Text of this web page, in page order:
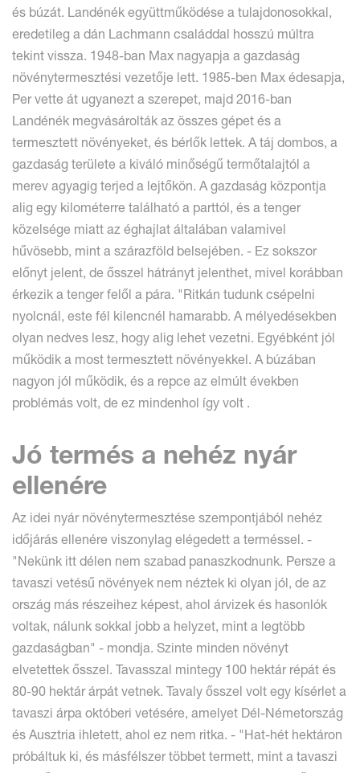
és búzát. Landénék együttműködése a tulajdonosokkal,
eredetileg a dán Lachmann családdal hosszú múltra
tekint vissza. 1948-ban Max nagyapja a gazdaság
növénytermesztési vezetője lett. 1985-ben Max édesapja,
Per vette át ugyanezt a szerepet, majd 2016-ban
Landénék megvásárolták az összes gépet és a
termesztett növényeket, és bérlők lettek. A táj dombos, a
gazdaság területe a kiváló minőségű termőtalajtól a
merev agyagig terjed a lejtőkön. A gazdaság központja
alig egy kilométerre található a parttól, és a tenger
közelsége miatt az éghajlat általában valamivel
hűvösebb, mint a szárazföld belsejében. - Ez sokszor
előnyt jelent, de ősszel hátrányt jelenthet, mivel korábban
érkezik a tenger felől a pára. "Ritkán tudunk csépelni
nyolcnál, este fél kilencnél hamarabb. A mélyedésekben
olyan nedves lesz, hogy alig lehet vezetni. Egyébként jól
működik a most termesztett növényekkel. A búzában
nagyon jól működik, és a repce az elmúlt években
problémás volt, de ez mindenhol így volt .
Jó termés a nehéz nyár
ellenére
Az idei nyár növénytermesztése szempontjából nehéz
időjárás ellenére viszonylag elégedett a terméssel. -
"Nekünk itt délen nem szabad panaszkodnunk. Persze a
tavaszi vetésű növények nem néztek ki olyan jól, de az
ország más részeihez képest, ahol árvizek és hasonlók
voltak, nálunk sokkal jobb a helyzet, mint a legtöbb
gazdaságban" - mondja. Szinte minden növényt
elvetettek ősszel. Tavasszal mintegy 100 hektár répát és
80-90 hektár árpát vetnek. Tavaly ősszel volt egy kísérlet a
tavaszi árpa októberi vetésére, amelyet Dél-Németország
és Ausztria ihletett, ahol ez nem ritka. - "Hat-hét hektáron
próbáltuk ki, és másfélszer többet termett, mint a tavaszi